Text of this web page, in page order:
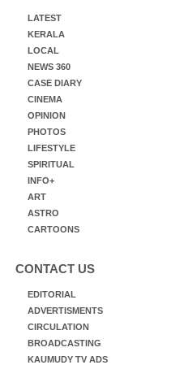
LATEST
KERALA
LOCAL
NEWS 360
CASE DIARY
CINEMA
OPINION
PHOTOS
LIFESTYLE
SPIRITUAL
INFO+
ART
ASTRO
CARTOONS
CONTACT US
EDITORIAL
ADVERTISMENTS
CIRCULATION
BROADCASTING
KAUMUDY TV ADS